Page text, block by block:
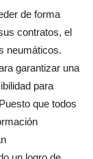
de forma
contratos, el
neumáticos.
garantizar una
para
que todos